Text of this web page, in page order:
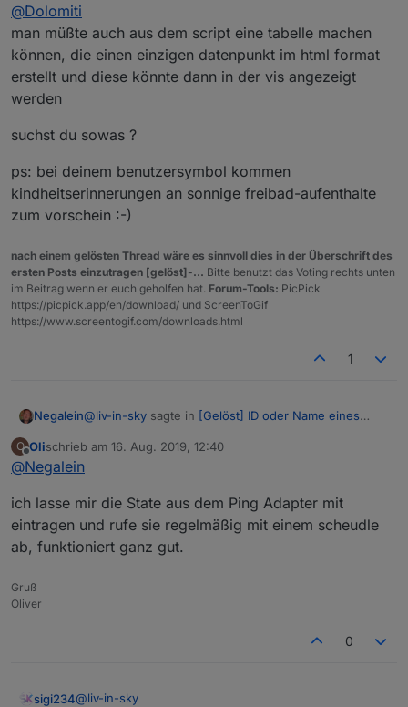
Offline
@Dolomiti
man müßte auch aus dem script eine tabelle machen
können, die einen einzigen datenpunkt im html format
erstellt und diese könnte dann in der vis angezeigt
werden
suchst du sowas ?
ps: bei deinem benutzersymbol kommen
kindheitserinnerungen an sonnige freibad-aufenthalte
zum vorschein :-)
nach einem gelösten Thread wäre es sinnvoll dies in der Überschrift des
ersten Posts einzutragen [gelöst]-... Bitte benutzt das Voting rechts unten
im Beitrag wenn er euch geholfen hat. Forum-Tools: PicPick
https://picpick.app/en/download/ und ScreenToGif
https://www.screentogif.com/downloads.html
1
Negalein@liv-in-sky sagte in [Gelöst] ID oder Name eines
legt die datenpunkte unter javascript.0.Netzwerk
ab - ```bitte Hostnamen wieder ändern!!! 2 mal:
auch im replace
Servus
Habe dein Script an meinen Ping-Adapter angepasst.
Hat auch einwandfrei alles angelegt.
O
Offline
Olischrieb am 16. Aug. 2019, 12:40
zuletzt editiert von
@Negalein
ich lasse mir die State aus dem Ping Adapter mit
eintragen und rufe sie regelmäßig mit einem scheudle
ab, funktioniert ganz gut.
Gruß
Oliver
0
sigi234@liv-in-sky